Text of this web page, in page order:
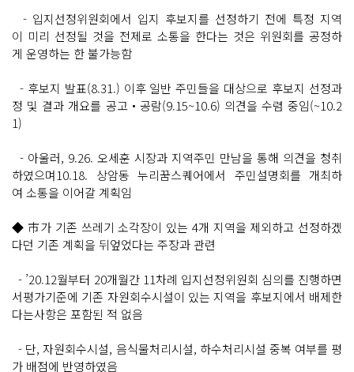
- 입지선정위원회에서 입지 후보지를 선정하기 전에 특정 지역
이 미리 선정될 것을 전제로 소통을 한다는 것은 위원회를 공정하
게 운영하는 한 불가능함
- 후보지 발표(8.31.) 이후 일반 주민들을 대상으로 후보지 선정과
정 및 결과 개요를 공고‧공람(9.15~10.6) 의견을 수렴 중임(~10.2
1)
- 아울러, 9.26. 오세훈 시장과 지역주민 만남을 통해 의견을 청취
하였으며10.18. 상암동 누리꿈스퀘어에서 주민설명회를 개최하
여 소통을 이어갈 계획임
◆ 市가 기존 쓰레기 소각장이 있는 4개 지역을 제외하고 선정하겠
다던 기존 계획을 뒤엎었다는 주장과 관련
- ’20.12월부터 20개월간 11차례 입지선정위원회 심의를 진행하면
서평가기준에 기존 자원회수시설이 있는 지역을 후보지에서 배제한
다는사항은 포함된 적 없음
- 단, 자원회수시설, 음식물처리시설, 하수처리시설 중복 여부를 평
가 배점에 반영하였음